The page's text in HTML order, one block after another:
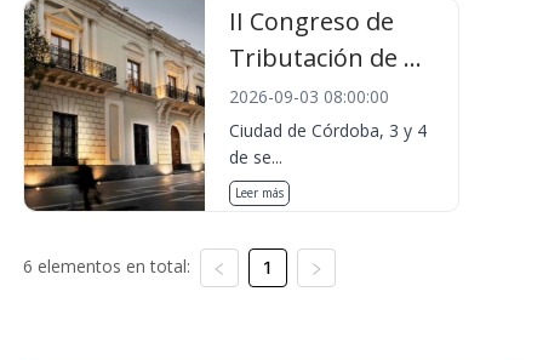
II Congreso de
Tributación de ...
2026-09-03 08:00:00
Ciudad de Córdoba, 3 y 4
de se...
Leer más
6 elementos en total: 1